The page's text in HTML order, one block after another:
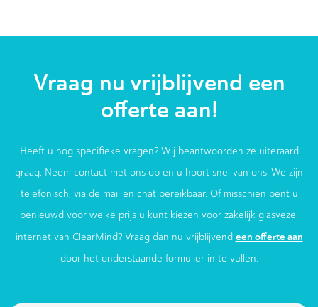
Vraag nu vrijblijvend een
offerte aan!
Heeft u nog specifieke vragen? Wij beantwoorden ze uiteraard
graag. Neem contact met ons op en u hoort snel van ons. We zijn
telefonisch, via de mail en chat bereikbaar. Of misschien bent u
benieuwd voor welke prijs u kunt kiezen voor zakelijk glasvezel
internet van ClearMind? Vraag dan nu vrijblijvend een offerte aan
door het onderstaande formulier in te vullen.